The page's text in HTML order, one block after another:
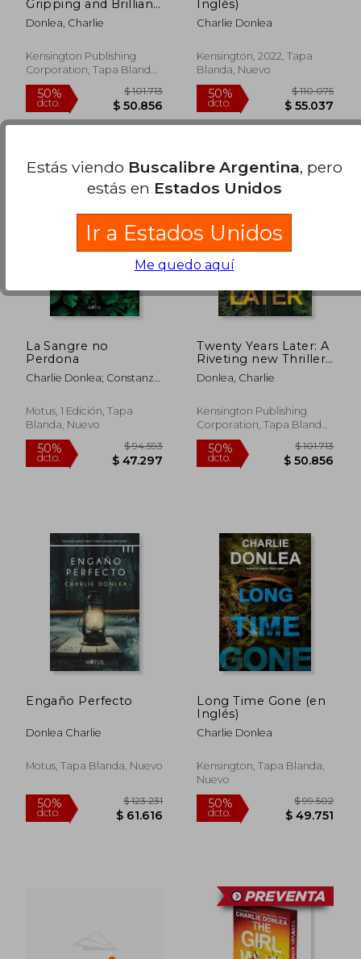
$ 101.713 50%
Gripping and Brilliant
Novel of Suspense (a
Rory Moore (en
Donlea, Charlie
Kensington Publishing
Corporation, Tapa Blanda,
Nuevo
50%
dcto.
Inglés)
Charlie Donlea
Kensington, 2022, Tapa
Blanda, Nuevo
50%
dcto.
La Sangre no
Perdona
Charlie Donlea; Constanza
Motus, 1 Edición, Tapa
Blanda, Nuevo
Twenty Years Later: A
Riveting new Thriller
(en Inglés)
Donlea, Charlie
Kensington Publishing
Corporation, Tapa Blanda,
Nuevo
Engaño Perfecto
Donlea Charlie
Motus, Tapa Blanda, Nuevo
Long Time Gone (en
Inglés)
Charlie Donlea
Kensington, Tapa Blanda,
Nuevo
Estás viendo Buscalibre Argentina, pero
estás en Estados Unidos
Ir a Estados Unidos
Me quedo aquí